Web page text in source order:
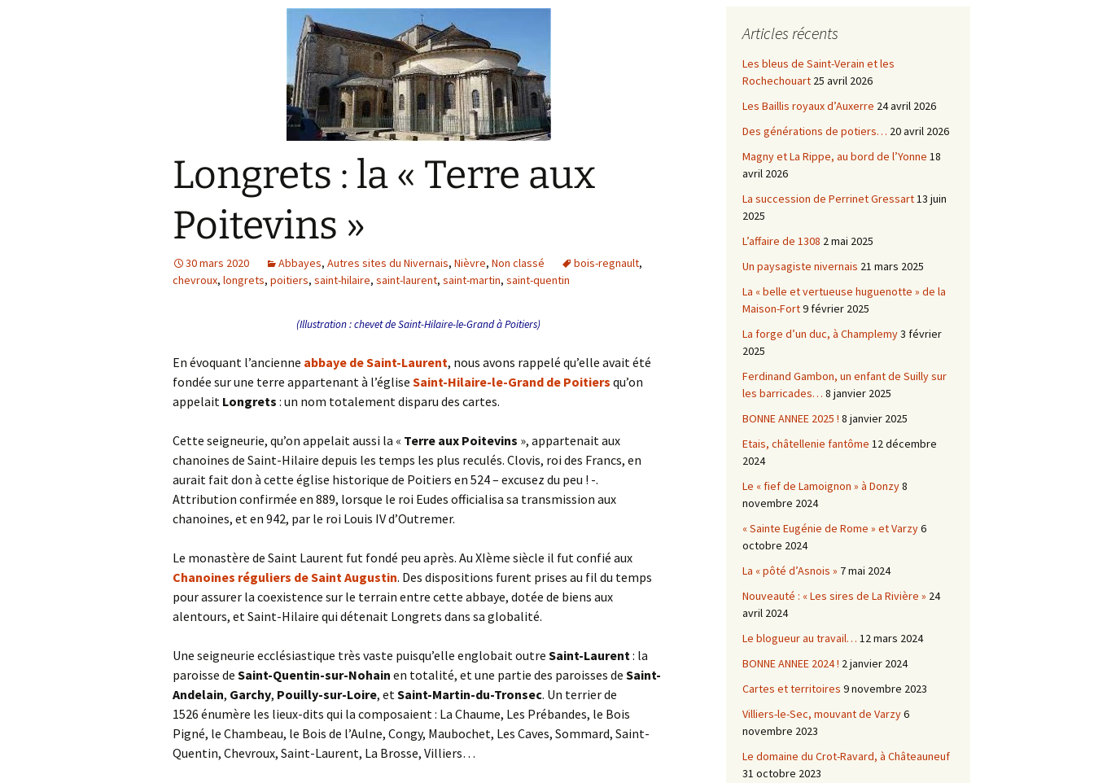
Comté d’Auxerre
Comté de Gien
Seigneurie de Courtenay
Comté de Sancerre
Châtellenie d’Etais
Châtellenies de Corvol et
Billy
Châtellenie de Chatel-
Longrets : la « Terre aux
Poitevins »
30 mars 2020 Abbayes, Autres sites du Nivernais, Nièvre, Non classé bois-regnault,
chevroux, longrets, poitiers, saint-hilaire, saint-laurent, saint-martin, saint-quentin
(Illustration : chevet de Saint-Hilaire-le-Grand à Poitiers)
En évoquant l’ancienne abbaye de Saint-Laurent, nous avons rappelé qu’elle avait été
fondée sur une terre appartenant à l’église Saint-Hilaire-le-Grand de Poitiers qu’on
appelait Longrets : un nom totalement disparu des cartes.
Cette seigneurie, qu’on appelait aussi la « Terre aux Poitevins », appartenait aux
chanoines de Saint-Hilaire depuis les temps les plus reculés. Clovis, roi des Francs, en
aurait fait don à cette église historique de Poitiers en 524 – excusez du peu ! -.
Attribution confirmée en 889, lorsque le roi Eudes officialisa sa transmission aux
chanoines, et en 942, par le roi Louis IV d’Outremer.
Le monastère de Saint Laurent fut fondé peu après. Au XIème siècle il fut confié aux
Chanoines réguliers de Saint Augustin. Des dispositions furent prises au fil du temps
pour assurer la coexistence sur le terrain entre cette abbaye, dotée de biens aux
alentours, et Saint-Hilaire qui détenait Longrets dans sa globalité.
Une seigneurie ecclésiastique très vaste puisqu’elle englobait outre Saint-Laurent: la
paroisse de Saint-Quentin-sur-Nohain en totalité, et une partie des paroisses de Saint-
Andelain, Garchy, Pouilly-sur-Loire, etSaint-Martin-du-Tronsec. Un terrier de
1526 énumère les lieux-dits qui la composaient : La Chaume, Les Prébandes, le Bois
Pigné, le Chambeau, le Bois de l’Aulne, Congy, Maubochet, Les Caves, Sommard, Saint-
Quentin, Chevroux, Saint-Laurent, La Brosse, Villiers…
Articles récents
Les bleus de Saint-Verain et les
Rochechouart 25 avril 2026
Les Baillis royaux d’Auxerre 24 avril 2026
Des générations de potiers… 20 avril 2026
Magny et La Rippe, au bord de l’Yonne 18
avril 2026
La succession de Perrinet Gressart13 juin
2025
L’affaire de 1308 2 mai 2025
Un paysagiste nivernais 21 mars 2025
La « belle et vertueuse huguenotte » de la
Maison-Fort9 février 2025
La forge d’un duc, à Champlemy3 février
2025
Ferdinand Gambon, un enfant de Suilly sur
les barricades… 8 janvier 2025
BONNE ANNEE 2025 ! 8 janvier 2025
Etais, châtellenie fantôme 12 décembre
2024
Le « fief de Lamoignon » à Donzy8
novembre 2024
« Sainte Eugénie de Rome » et Varzy6
octobre 2024
La « pôté d’Asnois » 7 mai 2024
Nouveauté : « Les sires de La Rivière » 24
avril 2024
Le blogueur au travail… 12 mars 2024
BONNE ANNEE 2024 ! 2 janvier 2024
Cartes et territoires 9 novembre 2023
Villiers-le-Sec, mouvant de Varzy6
novembre 2023
Le domaine du Crot-Ravard, à Châteauneuf
31 octobre 2023